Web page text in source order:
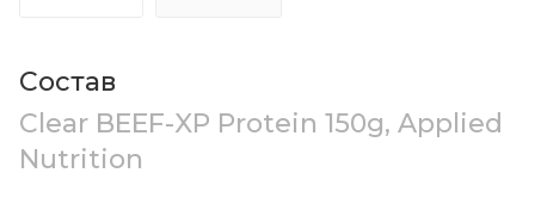
Состав
Clear BEEF-XP Protein 150g, Applied
Nutrition